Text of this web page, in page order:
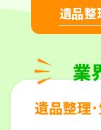
遺品整
業
遺品整理